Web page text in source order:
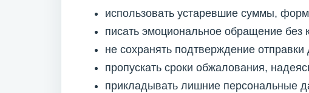
использовать устаревшие суммы,
писать эмоциональное обращение без
не сохранять подтверждение отправки
пропускать сроки обжалования,
прикладывать лишние персональные